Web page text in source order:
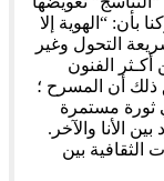
بأن: “الهوية إلا
التحول وغير
الفنون
ذلك أن المسرح ؛
ثورة مستمرة
الأنا والآخر.
الثقافية بين